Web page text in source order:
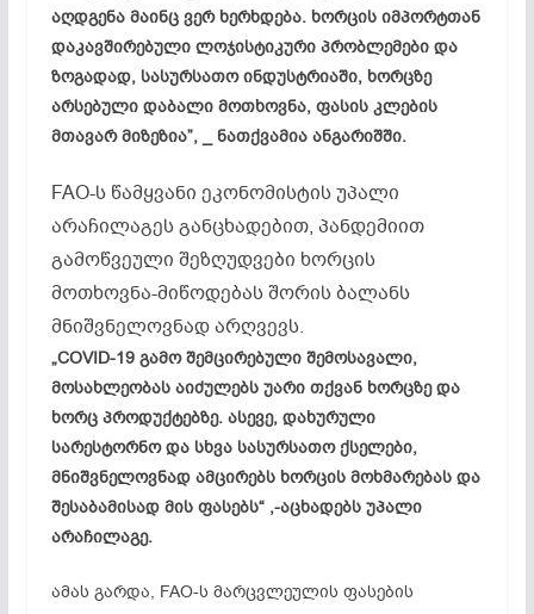
აღდგენა მაინც ვერ ხერხდება. ხორცის იმპორტთან
დაკავშირებული ლოჯისტიკური პრობლემები და
ზოგადად, სასურსათო ინდუსტრიაში, ხორცზე
არსებული დაბალი მოთხოვნა, ფასის კლების
მთავარ მიზეზია”, _ ნათქვამია ანგარიშში.
FAO-ს წამყვანი ეკონომისტის უპალი
არაჩილაგეს განცხადებით, პანდემიით
გამოწვეული შეზღუდვები ხორცის
მოთხოვნა-მიწოდებას შორის ბალანს
მნიშვნელოვნად არღვევს.
„COVID-19 გამო შემცირებული შემოსავალი,
მოსახლეობას აიძულებს უარი თქვან ხორცზე და
ხორც პროდუქტებზე. ასევე, დახურული
სარესტორნო და სხვა სასურსათო ქსელები,
მნიშვნელოვნად ამცირებს ხორცის მოხმარებას და
შესაბამისად მის ფასებს“ ,-აცხადებს უპალი
არაჩილაგე.
ამას გარდა, FAO-ს მარცვლეულის ფასების